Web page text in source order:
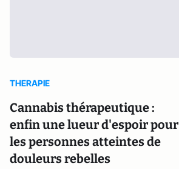
THERAPIE
Cannabis thérapeutique :
enfin une lueur d'espoir pour
les personnes atteintes de
douleurs rebelles